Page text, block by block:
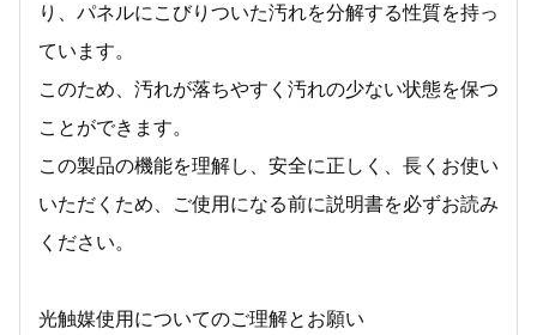
り、パネルにこびりついた汚れを分解する性質を持っ
ています。
このため、汚れが落ちやすく汚れの少ない状態を保つ
ことができます。
この製品の機能を理解し、安全に正しく、長くお使い
いただくため、ご使用になる前に説明書を必ずお読み
ください。
光触媒使用についてのご理解とお願い